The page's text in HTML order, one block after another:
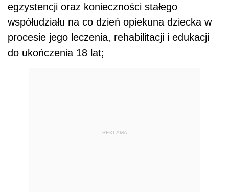
egzystencji oraz konieczności stałego
współudziału na co dzień opiekuna dziecka w
procesie jego leczenia, rehabilitacji i edukacji
do ukończenia 18 lat;
REKLAMA